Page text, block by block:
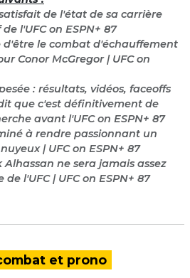
de l'état de sa carrière
l'UFC on ESPN+ 87
d'être le combat d'échauffement
Conor McGregor | UFC on
: résultats, vidéos, faceoffs
que c'est définitivement de
avant l'UFC on ESPN+ 87
à rendre passionnant un
| UFC on ESPN+ 87
Alhassan ne sera jamais assez
l'UFC | UFC on ESPN+ 87
et prono